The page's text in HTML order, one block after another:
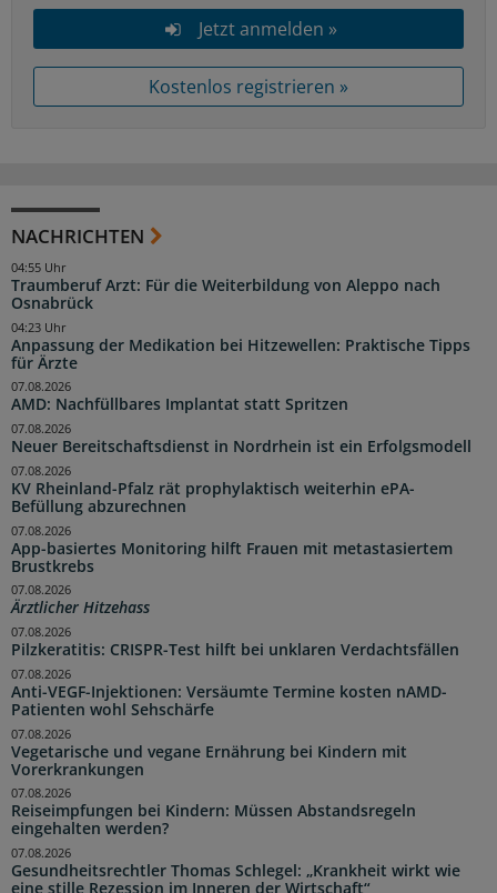
Jetzt anmelden »
Kostenlos registrieren »
NACHRICHTEN
Traumberuf Arzt: Für die Weiterbildung von Aleppo nach
Osnabrück
04:55 Uhr
Anpassung der Medikation bei Hitzewellen: Praktische Tipps
für Ärzte
04:23 Uhr
AMD: Nachfüllbares Implantat statt Spritzen
07.08.2026
Neuer Bereitschaftsdienst in Nordrhein ist ein Erfolgsmodell
07.08.2026
KV Rheinland-Pfalz rät prophylaktisch weiterhin ePA-
Befüllung abzurechnen
07.08.2026
App-basiertes Monitoring hilft Frauen mit metastasiertem
Brustkrebs
07.08.2026
Ärztlicher Hitzehass
07.08.2026
Pilzkeratitis: CRISPR-Test hilft bei unklaren Verdachtsfällen
07.08.2026
Anti-VEGF-Injektionen: Versäumte Termine kosten nAMD-
Patienten wohl Sehschärfe
07.08.2026
Vegetarische und vegane Ernährung bei Kindern mit
Vorerkrankungen
07.08.2026
Reiseimpfungen bei Kindern: Müssen Abstandsregeln
eingehalten werden?
07.08.2026
Gesundheitsrechtler Thomas Schlegel: „Krankheit wirkt wie
eine stille Rezession im Inneren der Wirtschaft“
07.08.2026